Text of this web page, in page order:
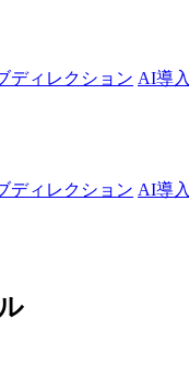
ディレクション AI導
ディレクション AI導